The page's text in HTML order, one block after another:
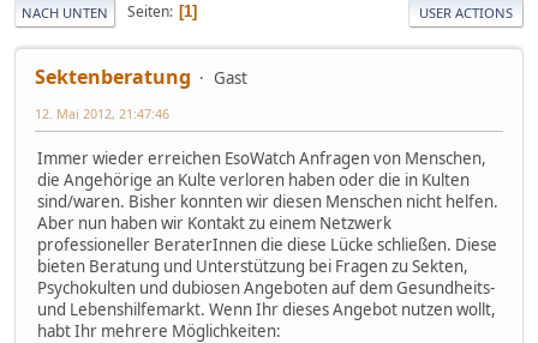
NACH UNTEN Seiten 1 USER ACTIONS
Sektenberatung Gast
12. Mai 2012, 21:47:46
Immer wieder erreichen EsoWatch Anfragen von Menschen,
die Angehörige an Kulte verloren haben oder die in Kulten
sind/waren. Bisher konnten wir diesen Menschen nicht helfen.
Aber nun haben wir Kontakt zu einem Netzwerk
professioneller BeraterInnen die diese Lücke schließen. Diese
bieten Beratung und Unterstützung bei Fragen zu Sekten,
Psychokulten und dubiosen Angeboten auf dem Gesundheits-
und Lebenshilfemarkt. Wenn Ihr dieses Angebot nutzen wollt,
habt Ihr mehrere Möglichkeiten: